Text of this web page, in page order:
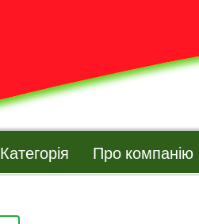
Категорія Про компанію